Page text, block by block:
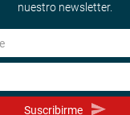
nuestro newsletter.
Suscribirme